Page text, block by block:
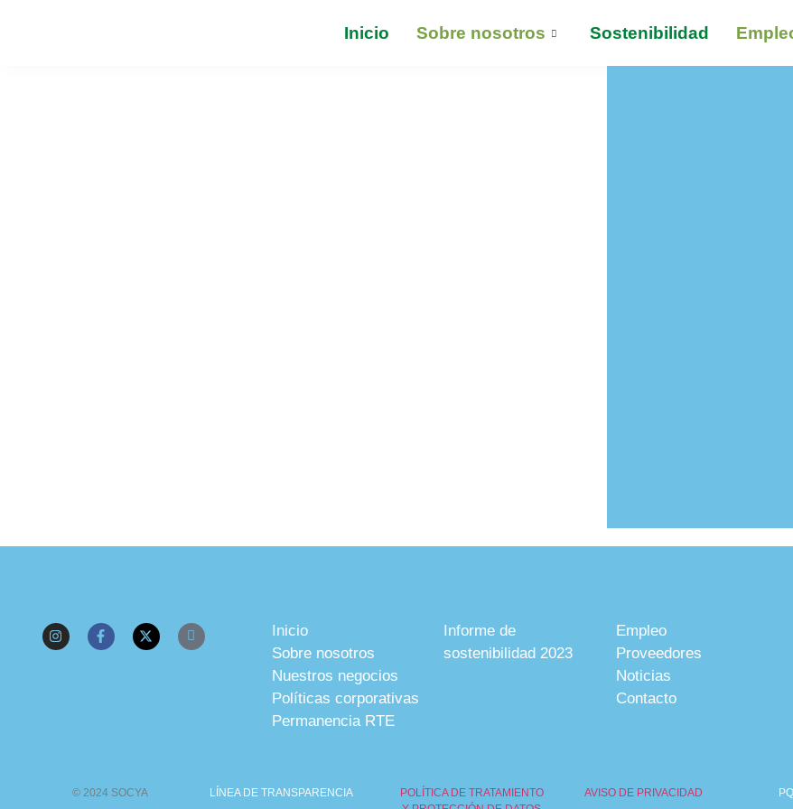
Inicio Sobre nosotros Sostenibilidad
Inicio
Sobre nosotros
Nuestros negocios
Políticas corporativas
Permanencia RTE
Informe de
sostenibilidad 2023
Empleo
Proveedores
Noticias
Contacto
© 2024 SOCYA LÍNEA DE TRANSPARENCIA
POLÍTICA DE TRATAMIENTO
AVISO DE PRIVACIDAD